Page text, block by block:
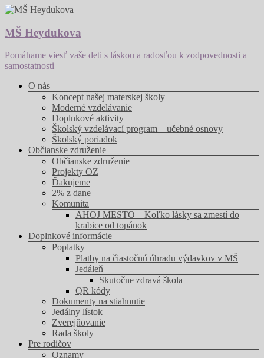
Prejsť
obsah
MŠ Heydukova
Pomáhame viesť vaše deti s láskou a radosťou k zodpovednosti a
samostatnosti
Menu
O nás
Koncept našej materskej školy
Moderné vzdelávanie
Doplnkové aktivity
Školský vzdelávací program – učebné osnovy
Školský poriadok
Občianske združenie
Občianske združenie
Projekty OZ
Ďakujeme
2% z dane
Komunita
AHOJ MESTO – Koľko lásky sa zmestí do
krabice od topánok
Doplnkové informácie
Poplatky
Platby na čiastočnú úhradu výdavkov v MŠ
Jedáleň
Skutočne zdravá škola
QR kódy
Dokumenty na stiahnutie
Jedálny lístok
Zverejňovanie
Rada školy
Pre rodičov
Oznamy